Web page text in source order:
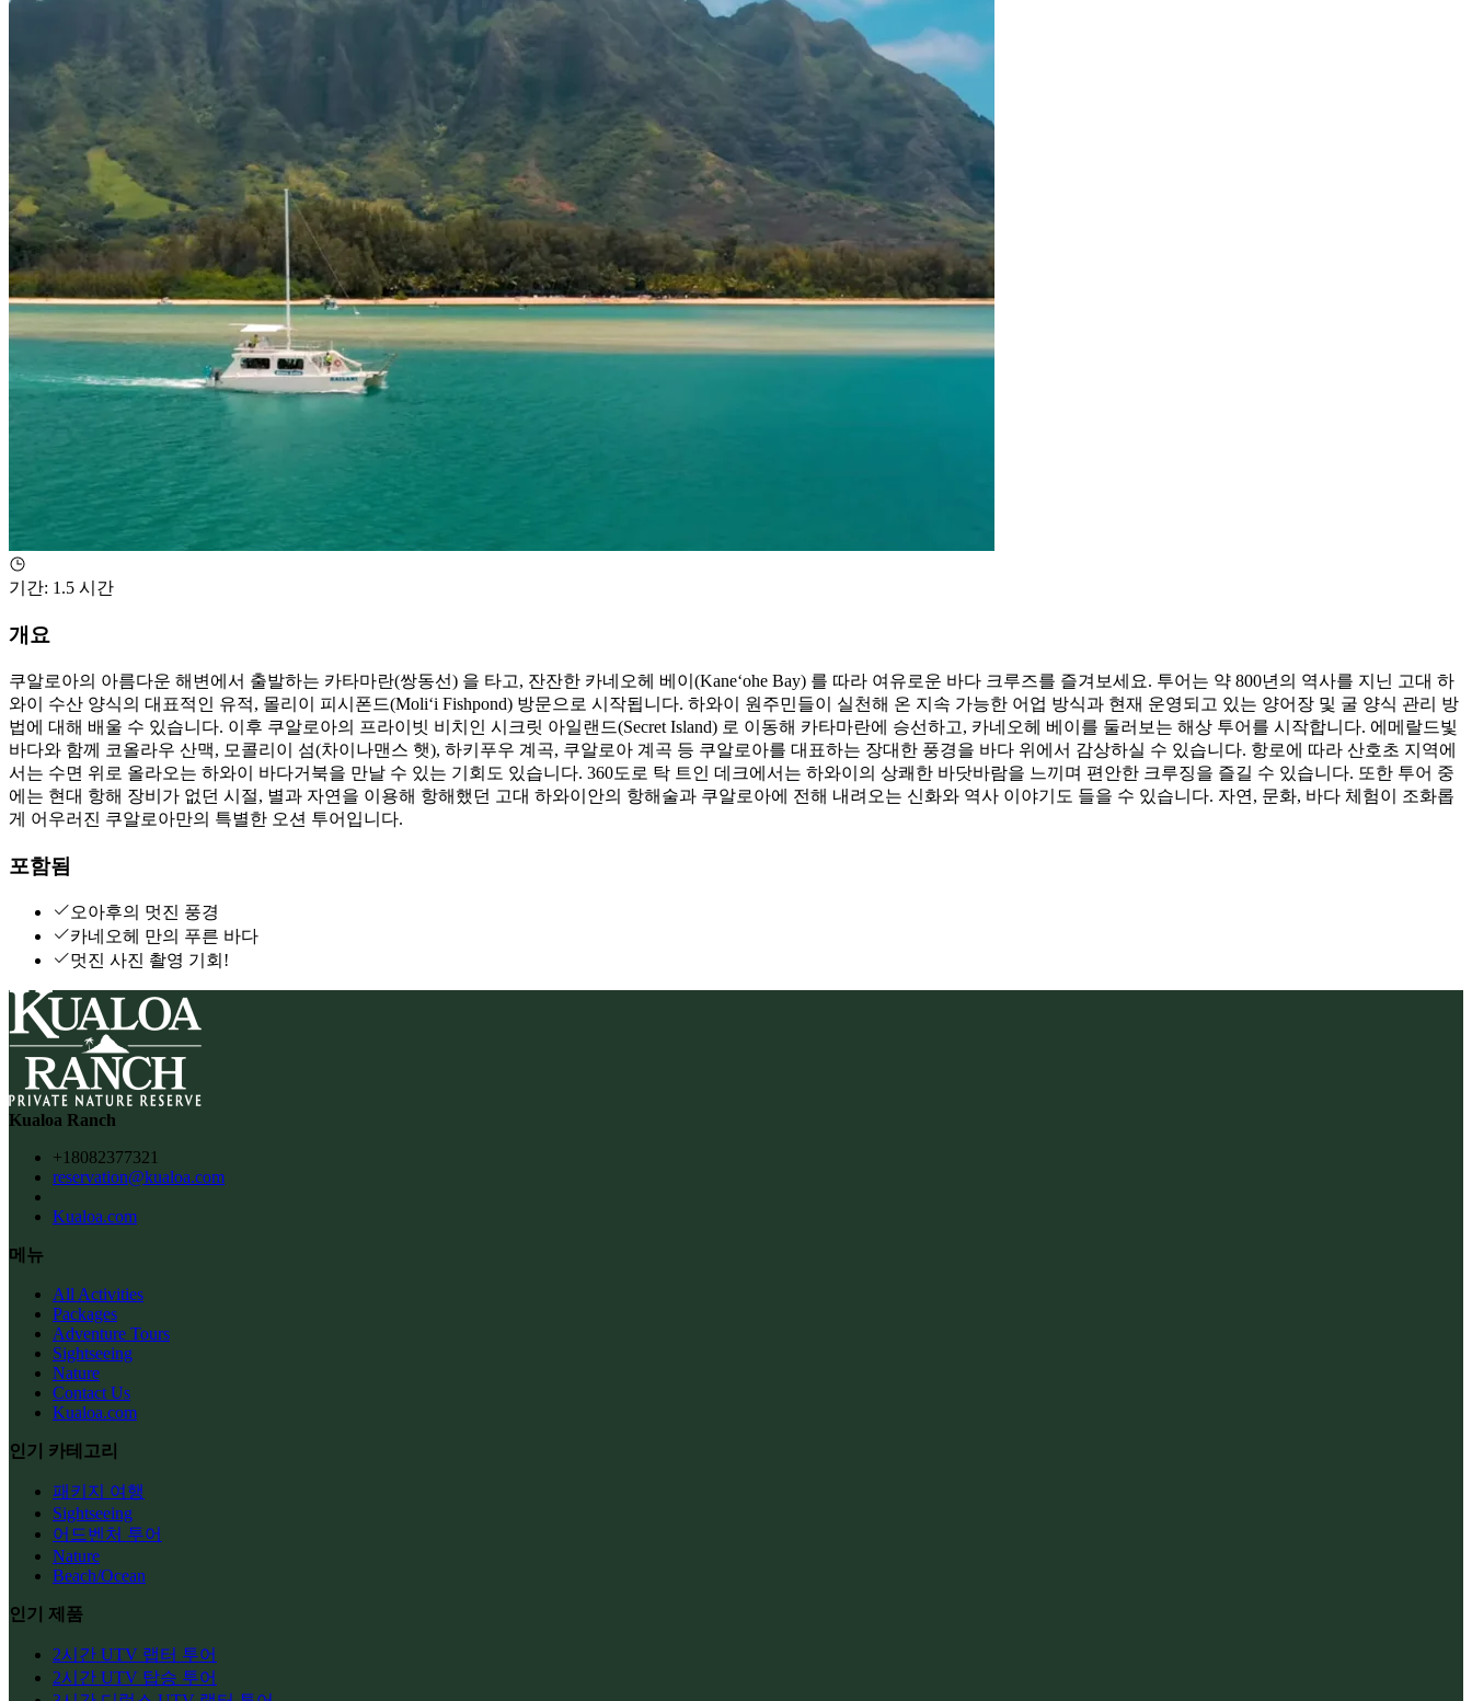
기간: 1.5 시간
개요
쿠알로아의 아름다운 해변에서 출발하는 카타마란(쌍동선) 을 타고, 잔잔한 카네오헤 베이(Kaneʻohe Bay) 를 따라 여유로운 바다 크루즈를 즐겨보세요. 투어는 약 800년의 역사를 지닌 고대 하
와이 수산 양식의 대표적인 유적, 몰리이 피시폰드(Moliʻi Fishpond) 방문으로 시작됩니다. 하와이 원주민들이 실천해 온 지속 가능한 어업 방식과 현재 운영되고 있는 양어장 및 굴 양식 관리 방
법에 대해 배울 수 있습니다. 이후 쿠알로아의 프라이빗 비치인 시크릿 아일랜드(Secret Island) 로 이동해 카타마란에 승선하고, 카네오헤 베이를 둘러보는 해상 투어를 시작합니다. 에메랄드빛
바다와 함께 코올라우 산맥, 모콜리이 섬(차이나맨스 햇), 하키푸우 계곡, 쿠알로아 계곡 등 쿠알로아를 대표하는 장대한 풍경을 바다 위에서 감상하실 수 있습니다. 항로에 따라 산호초 지역에
서는 수면 위로 올라오는 하와이 바다거북을 만날 수 있는 기회도 있습니다. 360도로 탁 트인 데크에서는 하와이의 상쾌한 바닷바람을 느끼며 편안한 크루징을 즐길 수 있습니다. 또한 투어 중
에는 현대 항해 장비가 없던 시절, 별과 자연을 이용해 항해했던 고대 하와이안의 항해술과 쿠알로아에 전해 내려오는 신화와 역사 이야기도 들을 수 있습니다. 자연, 문화, 바다 체험이 조화롭
게 어우러진 쿠알로아만의 특별한 오션 투어입니다.
포함됨
오아후의 멋진 풍경
카네오헤 만의 푸른 바다
멋진 사진 촬영 기회!
Kualoa Ranch
+18082377321
reservation@kualoa.com
Kualoa.com
메뉴
All Activities
Packages
Adventure Tours
Sightseeing
Nature
Contact Us
Kualoa.com
인기 카테고리
패키지 여행
Sightseeing
어드벤처 투어
Nature
Beach/Ocean
인기 제품
2시간 UTV 랩터 투어
2시간 UTV 탑승 투어